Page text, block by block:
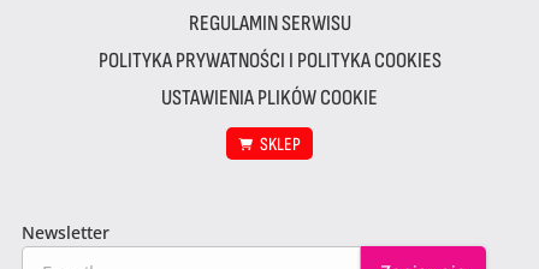
REGULAMIN SERWISU
POLITYKA PRYWATNOŚCI I POLITYKA COOKIES
USTAWIENIA PLIKÓW COOKIE
SKLEP
Newsletter